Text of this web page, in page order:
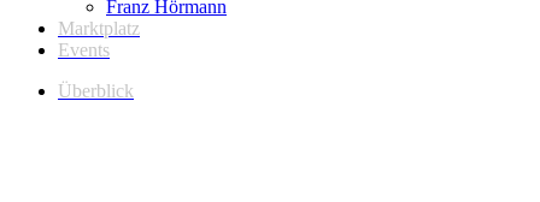
Franz Hörmann
Marktplatz
Events
Überblick